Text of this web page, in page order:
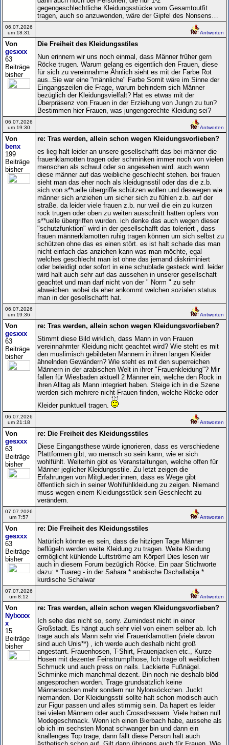
gegengeschlechtliche Kleidungsstücke vom Gesamtoutfit
tragen, auch so anzuwenden, wäre der Gipfel des Nonsens…
06.07.2026
um 18:31
Antworten
Von
gesxxx
63
Beiträge
bisher
Die Freiheit des Kleidungsstiles
Nun erinnern wir uns noch einmal, dass Männer früher gern
Röcke trugen. Warum gelang es eigentlich den Frauen, diese
für sich zu vereinnahme Ähnlich sieht es mit der Farbe Rot
aus..Sie war eine "männliche" Farbe Somit wäre im Sinne der
Eingangszeilen die Frage, warum behindern sich Männer
bezüglich der Kleidungsvielfalt? Hat es etwas mit der
Überpräsenz von Frauen in der Erziehung von Jungn zu tun?
Bestimmen hier Frauen, was jungengerechte Kleidung sei?
06.07.2026
um 19:30
Antworten
Von
benx
199
Beiträge
bisher
re: Tras werden, allein schon wegen Kleidungsvorlieben?
es lieg halt leider an unsere gesellschafft das bei männer die
frauenklamotten tragen oder schminken immer noch von vielen
menschen als schwul oder so angesehen wird. auch wenn
diese männer auf das weibliche geschlecht stehen. bei frauen
sieht man das eher noch als kleidugnsstil oder das die z.b.
sich von s**uelle übergriffe schützen wollen und deswegen wie
männer sich anziehen um sicher sich zu fühlen z.b. auf der
straße. da leider viele frauen z.b. nur weil die ein zu kurzen
rock trugen oder oben zu weiten ausschnitt hatten opfers von
s**uelle übergriffen wurden. ich denke das auch wegen dieser
"schutzfunktion" wird in der gesellschafft das toleriert , dass
frauen männerklamotten ruhig tragen können um sich selbst zu
schützen ohne das es einen stört. es ist halt schade das man
nicht einfach das anziehen kann was man möchte, egal
welches geschlecht man ist ohne das jemand diskriminiert
oder beleidigt oder sofort in eine schublade gesteck wird. leider
wird halt auch sehr auf das aussehen in unserer gesellschaft
geachtet und man darf nicht von der " Norm " zu sehr
abweichen. wobei da eher ankommt welchen sozialen status
man in der gesellschafft hat.
06.07.2026
um 19:36
Antworten
Von
gesxxx
63
Beiträge
bisher
re: Tras werden, allein schon wegen Kleidungsvorlieben?
Stimmt diese Bild wirklich, dass Mann in von Frauen
vereinnahmter Kleidung nicht geachtet wird? Wie steht es mit
den muslimisch gebildeten Männern in ihren langen Kleider
ähnelnden Gewändern? Wie steht es mit den superreichen
Männern in der arabischen Welt in ihrer "Frauenkleidung"? Mir
fallen für Wiesbaden aktuell 2 Männer ein, welche den Rock in
ihren Alltag als Mann integriert haben. Steige ich in die Szene
werden sich mehrere nicht-Frauen finden, welche Röcke oder
Kleider punktuell tragen.
06.07.2026
um 21:18
Antworten
Von
gesxxx
63
Beiträge
bisher
re: Die Freiheit des Kleidungsstiles
Diese Eingangsthese würde ignorieren, dass es verschiedene
Plattformen gibt, wo mensch so sein kann, wie er sich
wohlfühlt. Weiterhin gibt es Veranstaltungen, welche offen für
Männer jeglicher Kleidungsstile. Zu letzt zeigen die
Erfahrungen von Mitglueder:innen, dass es Wege gibt
öffentlich sich in seiner Wohlfühlkleidung zu zeigen. Niemand
muss wegen einem Kleidungsstück sein Geschlecht zu
verändern.
07.07.2026
um 7:57
Antworten
Von
gesxxx
63
Beiträge
bisher
re: Die Freiheit des Kleidungsstiles
Natürlich könnte es sein, dass die hitzigen Tage Männer
beflügeln werden weite Kleidung zu tragen. Weite Kleidung
ermöglicht kühlende Luftströme am Körper! Dies lesen wir
auch in diesem Forum bezüglich Röcke. Ein paar Stichworte
dazu: * Tuareg - in der Sahara * arabische Dschallabija *
kurdische Schalwar
07.07.2026
um 8:12
Antworten
Von
Nylxxxx
x
15
Beiträge
bisher
re: Tras werden, allein schon wegen Kleidungsvorlieben?
Ich sehe das nicht so, sorry. Zumindest nicht in einer
Großstadt. Es hängt auch sehr viel von einem selber ab. Ich
trage auch als Mann sehr viel Frauenklamotten (viele davon
sind auch Unis**) , ich werde auch deshalb nicht groß
angestarrt. Frauenhosen, T-Shirt, Frauenjacken etc., Kurze
Hosen mit dezenter Feinstrumpfhose, Ich trage oft weiblichen
Schmuck und auch press on nails. Lackierte Fußnägel.
Schminke mich manchmal dezent. Bin noch nie deshalb blöd
angesprochen worden. Trage grundsätzlich keine
Männersocken mehr sondern nur Nylonsöckchen. Juckt
niemanden. Der Kleidungsstil sollte halt schon modisch auch
zur Figur passen und alles stimmig sein. Da hapert es leider
bei vielen Männern oder auch Crossdressern. Viele haben null
Modegeschmack. Wenn ich einen Bierbach habe, aussehe als
ob ich im sechsten Monat schwanger bin und dann ein
knallenges Top trage, dann fällt diese Person halt auch